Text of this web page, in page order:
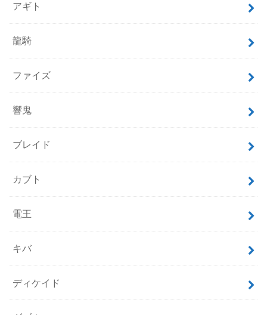
アギト
龍騎
ファイズ
響鬼
ブレイド
カブト
電王
キバ
ディケイド